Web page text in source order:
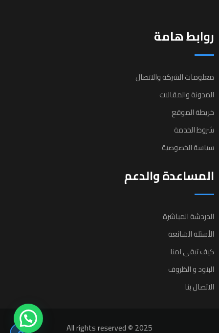
روابط هامة
معلومات الشركة والاتصال
المدونة والمقالات
خريطة الموقع
شروط الخدمة
سياسة الخصوصية
المساعدة والدعم
الدردشة المباشرة
الأسئلة الشائعة
كيف تبقى امنا
البنود و الظروف
الاتصال بنا
All rights reserved © 2025